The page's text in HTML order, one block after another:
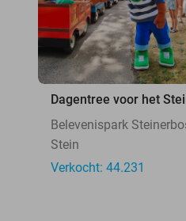
Dagentree voor het
Belevenispark
Stein
Verkocht: 44.231